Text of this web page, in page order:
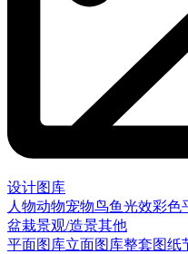
设计图库
人物动物宠物鸟鱼光效彩色
盆栽景观/造景其他
平面图库立面图库整套图纸